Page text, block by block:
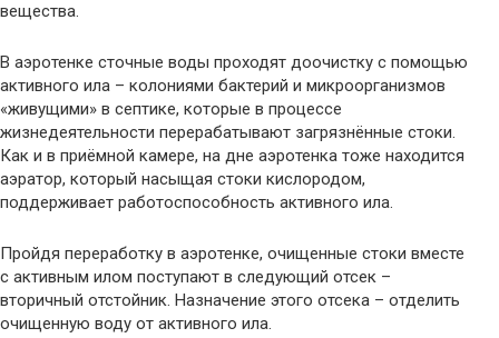
вещества.
В аэротенке сточные воды проходят доочистку с помощью
активного ила – колониями бактерий и микроорганизмов
«живущими» в септике, которые в процессе
жизнедеятельности перерабатывают загрязнённые стоки.
Как и в приёмной камере, на дне аэротенка тоже находится
аэратор, который насыщая стоки кислородом,
поддерживает работоспособность активного ила.
Пройдя переработку в аэротенке, очищенные стоки вместе
с активным илом поступают в следующий отсек –
вторичный отстойник. Назначение этого отсека – отделить
очищенную воду от активного ила.